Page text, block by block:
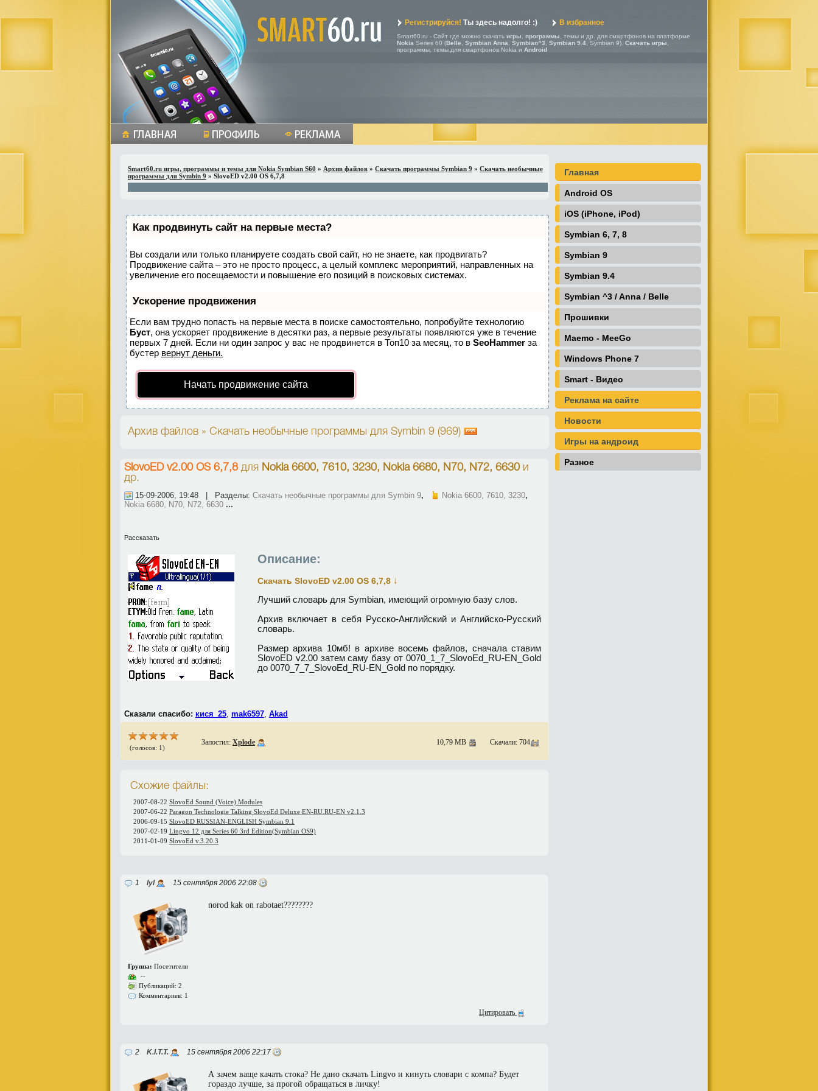
Регистрируйся! Ты здесь надолго! :) В избранное
Smart60.ru - Сайт где можно скачать игры программы , темы и др. для смартфонов на платформе
Nokia Series 60 (Belle Symbian Anna Symbian^3 Symbian 9.4 , Symbian 9). Скачать игры
программы, темы для смартфонов Nokia и Android
Smart60.ru игры, программы и темы для Nokia Symbian S60 » Архив файлов » Скачать программы Symbian 9 » Скачать необычные
программы для Symbin 9 » SlovoED v2.00 OS 6,7,8
Как продвинуть сайт на первые места?
Вы создали или только планируете создать свой сайт, но не знаете, как продвигать?
Продвижение сайта – это не просто процесс, а целый комплекс мероприятий, направленных на
увеличение его посещаемости и повышение его позиций в поисковых системах.
Ускорение продвижения
Если вам трудно попасть на первые места в поиске самостоятельно, попробуйте технологию
Буст, она ускоряет продвижение в десятки раз, а первые результаты появляются уже в течение
первых 7 дней. Если ни один запрос у вас не продвинется в Топ10 за месяц, то в SeoHammer за
бустер вернут деньги.
Начать продвижение сайта
Архив файлов » Скачать необычные программы для Symbin 9 (969)
SlovoED v2.00 OS 6,7,8 для Nokia 6600, 7610, 3230, Nokia 6680, N70, N72, 6630и
др.
15-09-2006, 19:48 | Разделы: Скачать необычные программы для Symbin 9, Nokia 6600, 7610, 3230,
Nokia 6680, N70, N72, 6630 ...
Рассказать
Описание:
Скачать SlovoED v2.00 OS 6,7,8 ↓
Лучший словарь для Symbian, имеющий огромную базу слов.
Архив включает в себя Русско-Английский и Английско-Русский
словарь.
Размер архива 10мб! в архиве восемь файлов, сначала ставим
SlovoED v2.00 затем саму базу от 0070_1_7_SlovoEd_RU-EN_Gold
до 0070_7_7_SlovoEd_RU-EN_Gold по порядку.
Сказали спасибо: кися_25, mak6597, Akad
(голосов: 1)
Запостил: Xplode 10,79 MB Скачали: 704
Схожие файлы:
2007-08-22 SlovoEd Sound (Voice) Modules
2007-06-22 Paragon Technologie Talking SlovoEd Deluxe EN-RU.RU-EN v2.1.3
2006-09-15 SlovoED RUSSIAN-ENGLISH Symbian 9.1
2007-02-19 Lingvo 12 для Series 60 3rd Edition(Symbian OS9)
2011-01-09 SlovoEd v.3.20.3
1 lyl 15 сентября 2006 22:08
Группа: Посетители
--
Публикаций: 2
Комментариев: 1
norod kak on rabotaet????????
Цитировать
2 K.I.T.T. 15 сентября 2006 22:17
А зачем ваще качать стока? Не дано скачать Lingvo и кинуть словари с компа? Будет
гораздо лучше, за прогой обращаться в личку!
Главная
Android OS
iOS (iPhone, iPod)
Symbian 6, 7, 8
Symbian 9
Symbian 9.4
Symbian ^3 / Anna / Belle
Прошивки
Maemo - MeeGo
Windows Phone 7
Smart - Видео
Реклама на сайте
Новости
Игры на андроид
Разное